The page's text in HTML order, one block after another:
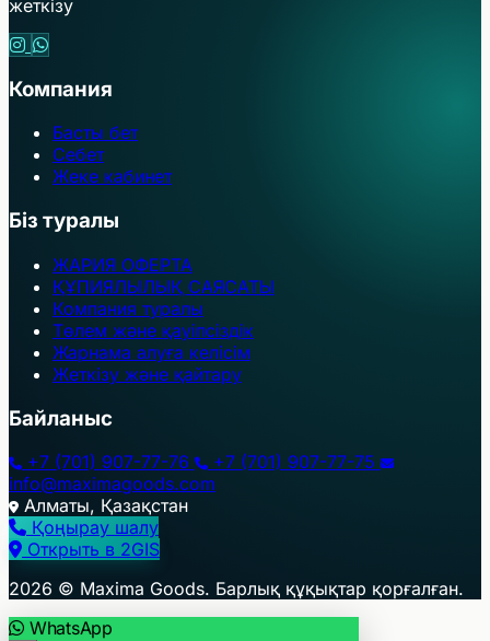
жеткізу
Компания
Басты бет
Себет
Жеке кабинет
Біз туралы
ЖАРИЯ ОФЕРТА
ҚҰПИЯЛЫЛЫҚ САЯСАТЫ
Компания туралы
Төлем және қауіпсіздік
Жарнама алуға келісім
Жеткізу және қайтару
Байланыс
+7 (701) 907-77-76
+7 (701) 907-77-75
info@maximagoods.com
Алматы, Қазақстан
Қоңырау шалу
+
−
Открыть в 2GIS
2026 © Maxima Goods. Барлық құқықтар қорғалған.
WhatsApp